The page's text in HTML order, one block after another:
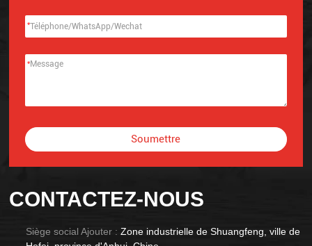
CONTACTEZ-NOUS
Siège social Ajouter : Zone industrielle de Shuangfeng, ville de
*
*
Soumettre